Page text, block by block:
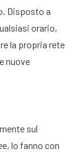
Disposto a
orario,
la propria rete
nuove
sul
lo fanno con